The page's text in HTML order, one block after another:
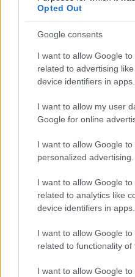
Opted Out
Google consents
I want to allow Google
related to advertising
device identifiers in apps.
I want to allow my user
Google for online
I want to allow Google to
personalized advertising.
I want to allow Google
related to analytics like
device identifiers in apps.
I want to allow Google
related to functionality of
I want to allow Google
La…leer más
31.07.2019 - En
de 2019, los
la versión 221
estaremos de
10:00 AM CET
Mostrar